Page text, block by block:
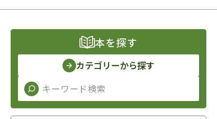
本を探す
カテゴリーから探す